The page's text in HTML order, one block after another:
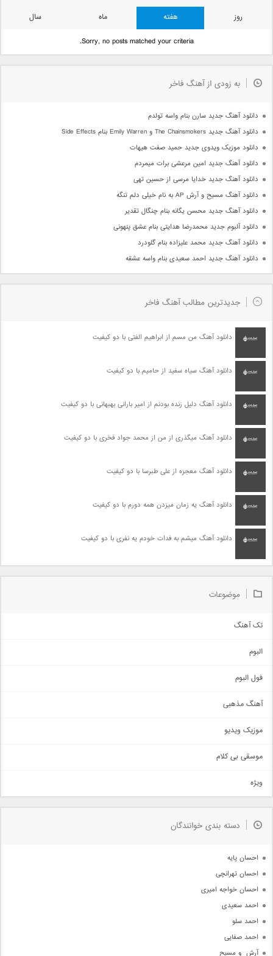
روز هفته ماه
سال
Sorry, no posts matched your criteria.
به زودی از آهنگ فاخر
دانلود آهنگ جدید سارن بنام واسه تولدم
دانلود آهنگ جدید The Chainsmokers و Emily Warren بنام Side Effects
دانلود موزیک ویدوی جدید حمید صفت هیهات
دانلود آهنگ جدید امین مرعشی برات میمردم
دانلود آهنگ جدید خدایا مرسی از حسین تهی
دانلود آهنگ مسیح و آرش AP به نام خیلی دلم تنگه
دانلود آهنگ جدید محسن یگانه بنام چنگال تقدیر
دانلود آلبوم جدید محمدرضا هدایتی بنام عشق پنهونی
دانلود آهنگ جدید محمد علیزاده بنام گلودرد
دانلود آهنگ جدید احمد سعیدی بنام واسه عشقه
جدیدترین مطالب آهنگ فاخر
دانلود آهنگ من مسم از ابراهیم الفتی با دو کیفیت
دانلود آهنگ سیاه سفید از حامیم با دو کیفیت
دانلود آهنگ دلیل زنده بودنم از امیر بارانی بهبهانی با دو کیفیت
دانلود آهنگ میگذری از من از محمد جواد فخری با دو کیفیت
دانلود آهنگ معجزه از علی طبرسا با دو کیفیت
دانلود آهنگ یه زمان میزدن همه دورم با دو کیفیت
دانلود آهنگ میشم به فدات خودم یه نفری با دو کیفیت
موضوعات
تک آهنگ
اجتماعی
حماسی
سنتی
اهنگ بندرعباسی
دمو
مذهبی
جدیدترین ها
البوم
فول البوم
آهنگ مذهبی
موزیک ویدیو
موسقی بی کلام
ویژه
دسته بندی خوانندگان
احسان پایه
احسان تهرانچی
احسان خواجه امیری
احمد سعیدی
احمد سلو
احمد صفایی
آرش  و مسیح